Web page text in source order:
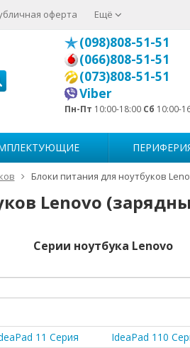
оферта Ещё
(098)808-51-51
(066)808-51-51
(073)808-51-51
Viber
Пн-Пт 10:00-18:00 Сб 10:00-
Блоки питания для ноутбуков
Lenovo
Серии ноутбука Lenovo
11 Серия IdeaPad 110